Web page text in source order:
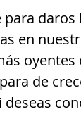
en
de
deseas